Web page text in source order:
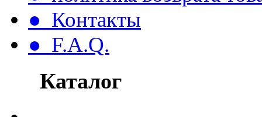
● Контакты
● F.A.Q.
Каталог